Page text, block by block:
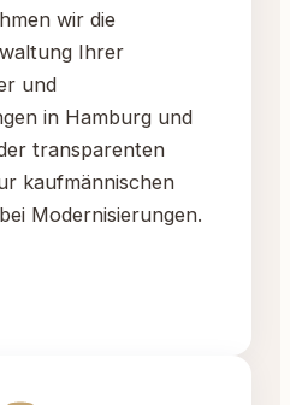
wir die
Ihrer
und
in Hamburg und
transparenten
kaufmännischen
Modernisierungen.